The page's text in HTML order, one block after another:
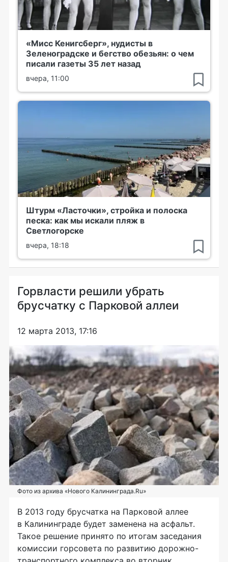
«Мисс Кенигсберг», нудисты в
Зеленоградске и бегство обезьян: о чем
писали газеты 35 лет назад
вчера, 11:00
Штурм «Ласточки», стройка и полоска
песка: как мы искали пляж в
Светлогорске
вчера, 18:18
Горвласти решили убрать
брусчатку с Парковой аллеи
12 марта 2013, 17:16
Фото из архива «Нового Калининграда.Ru»
В 2013 году брусчатка на Парковой аллее
в Калининграде будет заменена на асфальт.
Такое решение принято по итогам заседания
комиссии горсовета по развитию дорожно-